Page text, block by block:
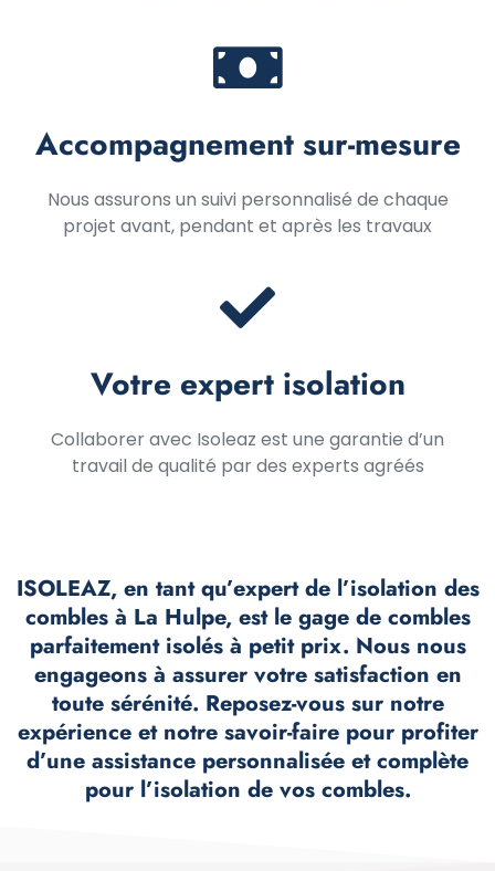
Accompagnement sur-mesure
Nous assurons un suivi personnalisé de chaque
projet avant, pendant et après les travaux
Votre expert isolation
Collaborer avec Isoleaz est une garantie d’un
travail de qualité par des experts agréés
ISOLEAZ, en tant qu’expert de l’isolation des
combles à La Hulpe, est le gage de combles
parfaitement isolés à petit prix. Nous nous
engageons à assurer votre satisfaction en
toute sérénité. Reposez-vous sur notre
expérience et notre savoir-faire pour profiter
d’une assistance personnalisée et complète
pour l’isolation de vos combles.